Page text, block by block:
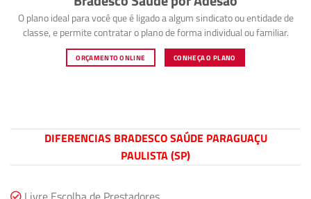
O plano ideal para você que é ligado a algum sindicato ou entidade de
classe, e permite contratar o plano de forma individual ou familiar.
ORÇAMENTO ONLINE CONHEÇA O PLANO
DIFERENCIAS BRADESCO SAÚDE PARAGUAÇU
PAULISTA (SP)